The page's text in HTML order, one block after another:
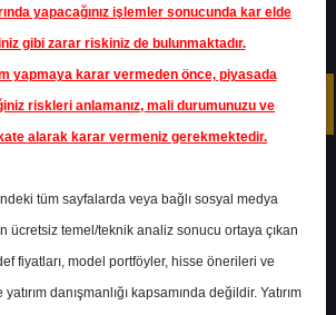
Raporlar
Oyak Yatırım
yapacağınız işlemler sonucunda kar elde
gibi zarar riskiniz de bulunmaktadır.
yapmaya karar vermeden önce, piyasada
riskleri anlamanız, mali durumunuzu ve
alarak karar vermeniz gerekmektedir.
tüm sayfalarda veya bağlı sosyal medya
ücretsiz temel/teknik analiz sonucu ortaya çıkan
fiyatları, model portföyler, hisse önerileri ve
danışmanlığı kapsamında değildir. Yatırım